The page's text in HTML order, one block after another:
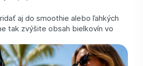
aj do smoothie alebo ľahkých
tak zvýšite obsah bielkovín vo